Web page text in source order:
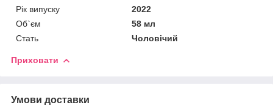
Рік випуску
2022
Об`єм
58 мл
Стать
Чоловічий
Приховати
Умови доставки